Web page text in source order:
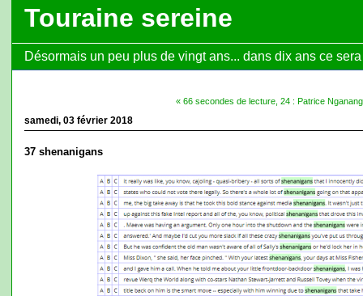
Touraine sereine
Désormais un peu plus de vingt ans... dans dix ans ce
« 66 secondes de lecture, 24 : Patrice
samedi, 03 février 2018
37 shenanigans